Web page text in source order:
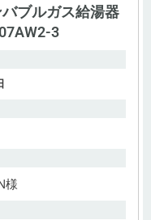
ブルガス給湯器
3
様